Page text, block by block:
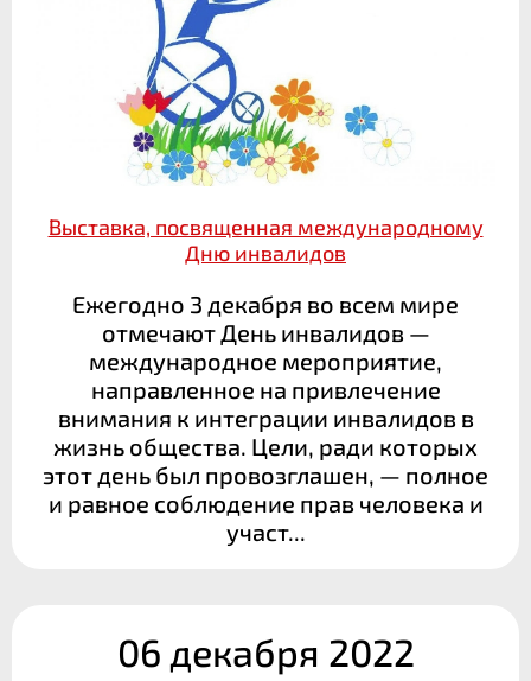
Выставка, посвященная международному
Дню инвалидов
Ежегодно 3 декабря во всем мире
отмечают День инвалидов —
международное мероприятие,
направленное на привлечение
внимания к интеграции инвалидов в
жизнь общества. Цели, ради которых
этот день был провозглашен, — полное
и равное соблюдение прав человека и
участ...
06 декабря 2022